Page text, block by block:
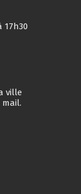
17h30
ville
Instagram
compte Linkedin
vers la chaîne